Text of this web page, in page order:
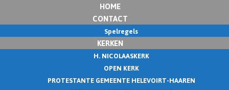
HOME
CONTACT
Spelregels
KERKEN
H. NICOLAASKERK
OPEN KERK
PROTESTANTE GEMEENTE HELEVOIRT-HAAREN